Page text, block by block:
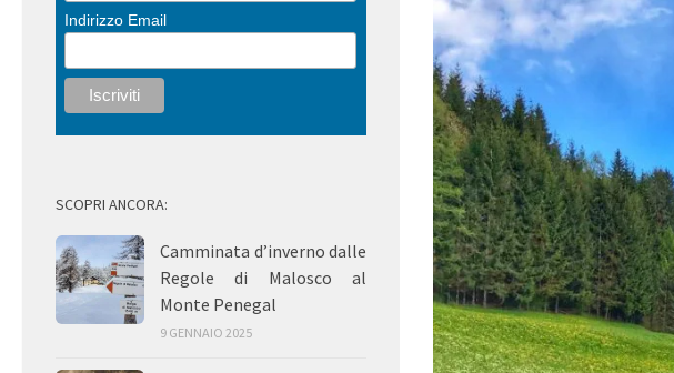
Indirizzo Email
SCOPRI ANCORA:
Camminata d’inverno dalle
Regole di Malosco al
Monte Penegal
9 GENNAIO 2025